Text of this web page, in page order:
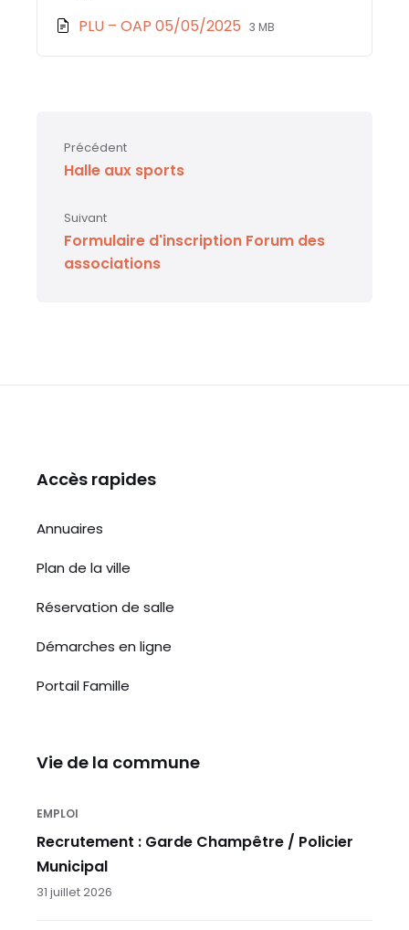
PLU – OAP 05/05/2025 File
File
3 MB
Précédent
Halle aux sports
Suivant
Formulaire d'inscription Forum des
associations
Accès rapides
Annuaires
Plan de la ville
Réservation de salle
Démarches en ligne
Portail Famille
Vie de la commune
EMPLOI
Recrutement : Garde Champêtre / Policier
Municipal
31 juillet 2026